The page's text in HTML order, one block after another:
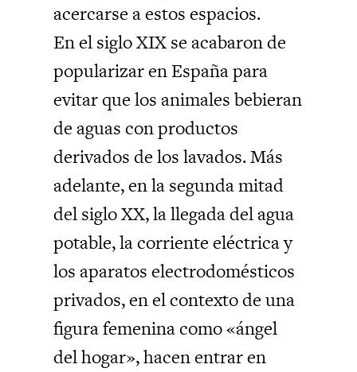
acercarse a estos espacios.
En el siglo XIX se acabaron de
popularizar en España para
evitar que los animales bebieran
de aguas con productos
derivados de los lavados. Más
adelante, en la segunda mitad
del siglo XX, la llegada del agua
potable, la corriente eléctrica y
los aparatos electrodomésticos
privados, en el contexto de una
figura femenina como «ángel
del hogar», hacen entrar en